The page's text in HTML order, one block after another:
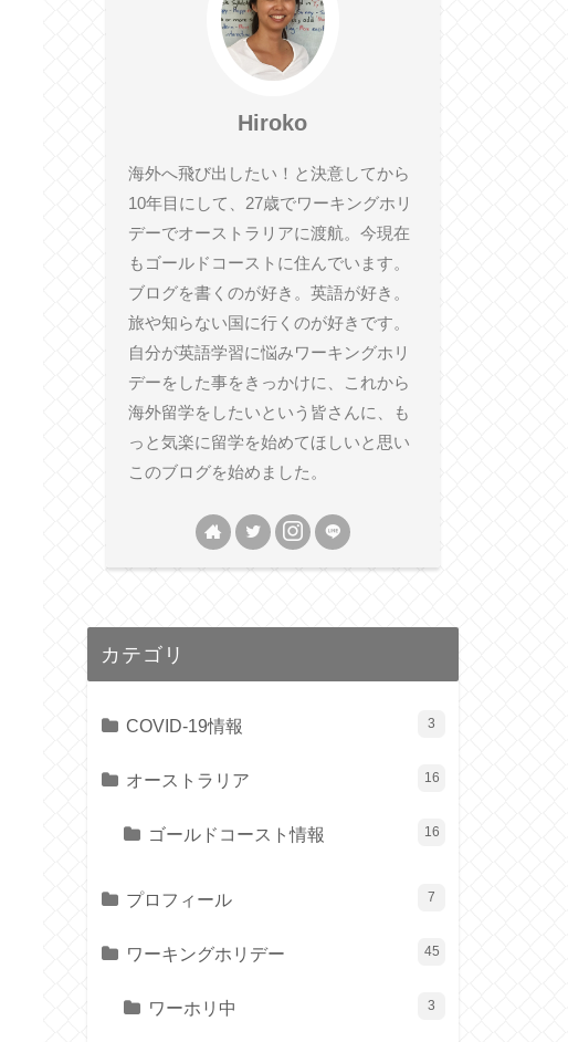
Hiroko
海外へ飛び出したい！と決意してから
10年目にして、27歳でワーキングホリ
デーでオーストラリアに渡航。今現在
もゴールドコーストに住んでいます。
ブログを書くのが好き。英語が好き。
旅や知らない国に行くのが好きです。
自分が英語学習に悩みワーキングホリ
デーをした事をきっかけに、これから
海外留学をしたいという皆さんに、も
っと気楽に留学を始めてほしいと思い
このブログを始めました。
カテゴリ
COVID-19情報 3
オーストラリア 16
ゴールドコースト情報 16
プロフィール 7
ワーキングホリデー 45
ワーホリ中 3